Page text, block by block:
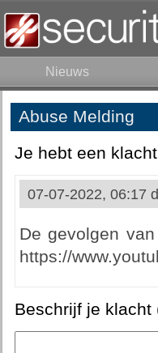
Nieuws
Abuse Melding
Je hebt een
07-07-2022, 06:17
De gevolgen
https://
Beschrijf je klacht